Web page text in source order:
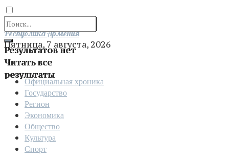
Результатов нет
Читать все
результаты
Отправить
Республика Армения
Пятница, 7 августа, 2026
Официальная хроника
Государство
Регион
Экономика
Общество
Культура
Спорт